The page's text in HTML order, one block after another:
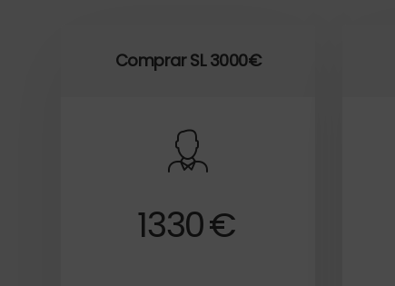
Comprar SL 3000€
1330€